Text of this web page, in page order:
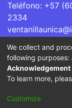
Teléfono: +57
2334
La Universidad
Superior que se
por parte del
Cookie
We collect and
following purposes:
To learn more,
Customize